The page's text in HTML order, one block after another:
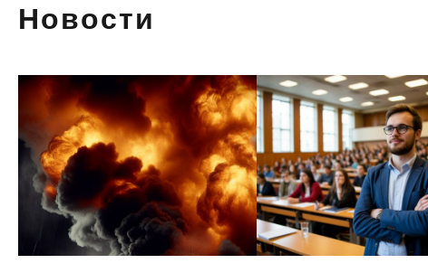
Новости